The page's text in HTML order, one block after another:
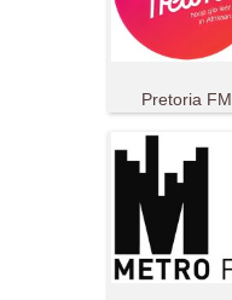
Pretoria FM